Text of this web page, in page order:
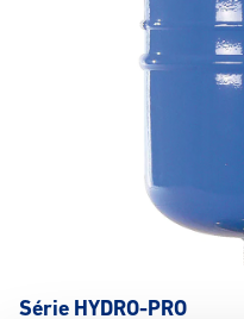
Série HYDRO-PRO